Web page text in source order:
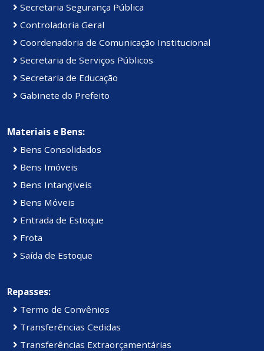
Secretaria Segurança Pública
Controladoria Geral
Coordenadoria de Comunicação Institucional
Secretaria de Serviços Públicos
Secretaria de Educação
Gabinete do Prefeito
Materiais e Bens:
Bens Consolidados
Bens Imóveis
Bens Intangiveis
Bens Móveis
Entrada de Estoque
Frota
Saída de Estoque
Repasses:
Termo de Convênios
Transferências Cedidas
Transferências Extraorçamentárias